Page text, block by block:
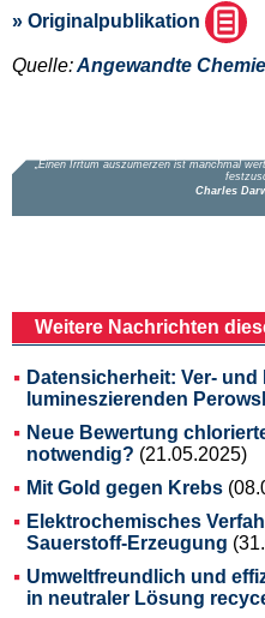
» Originalpublikation
Quelle:Angewandte Chemie
Weitere Nachrichten
Datensicherheit: Ver-
lumineszierenden
Neue Bewertung
notwendig? (21.05.2025)
Mit Gold gegen Krebs
Elektrochemisches
Sauerstoff-Erzeugung
Umweltfreundlich und
in neutraler Lösung